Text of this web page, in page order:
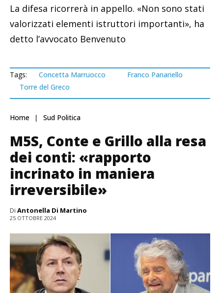
La difesa ricorrerà in appello. «Non sono stati
valorizzati elementi istruttori importanti», ha
detto l’avvocato Benvenuto
Tags: Concetta Marruocco
Franco Panariello
Torre del Greco
Home Sud Politica
M5S, Conte e Grillo alla resa
dei conti: «rapporto
incrinato in maniera
irreversibile»
Di Antonella Di Martino
25 OTTOBRE 2024